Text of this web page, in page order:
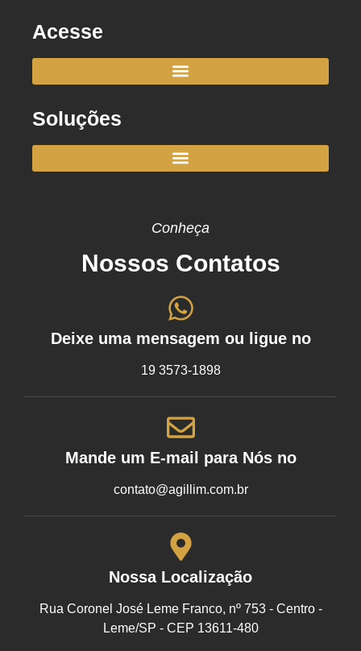
Conheça
Nossos Contatos
Deixe uma mensagem ou ligue no
19 3573-1898
Mande um E-mail para Nós no
contato@agillim.com.br
Nossa Localização
Rua Coronel José Leme Franco, nº 753 - Centro -
Leme/SP - CEP 13611-480
Acesse
Soluções